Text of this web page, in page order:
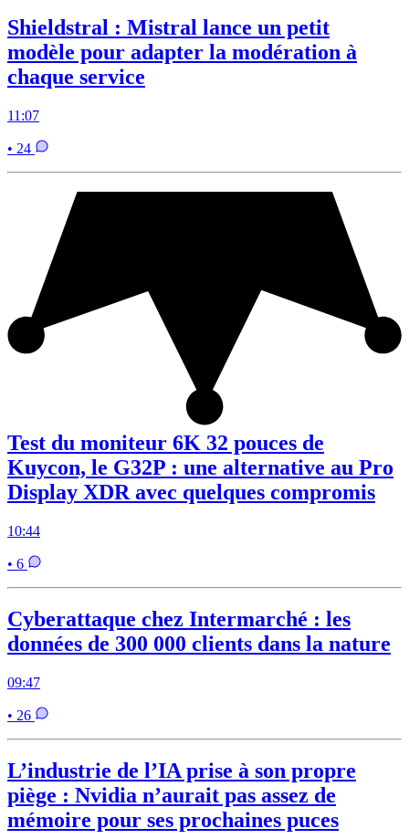
Shieldstral : Mistral lance un petit
modèle pour adapter la modération à
chaque service
11:07
• 24
Test du moniteur 6K 32 pouces de
Kuycon, le G32P : une alternative au Pro
Display XDR avec quelques compromis
10:44
• 6
Cyberattaque chez Intermarché : les
données de 300 000 clients dans la nature
09:47
• 26
L’industrie de l’IA prise à son propre
piège : Nvidia n’aurait pas assez de
mémoire pour ses prochaines puces